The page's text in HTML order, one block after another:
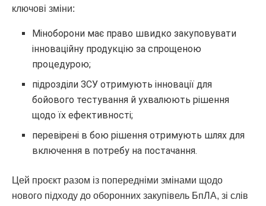
ключові зміни:
Міноборони має право швидко закуповувати
інноваційну продукцію за спрощеною
процедурою;
підрозділи ЗСУ отримують інновації для
бойового тестування й ухвалюють рішення
щодо їх ефективності;
перевірені в бою рішення отримують шлях для
включення в потребу на постачання.
Цей проєкт разом із попередніми змінами щодо
нового підходу до оборонних закупівель БпЛА, зі слів